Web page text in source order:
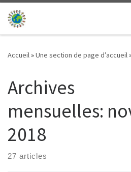
Passer au contenu
Accueil»Une section de page d’accueil
Archives
mensuelles:
2018
27 articles